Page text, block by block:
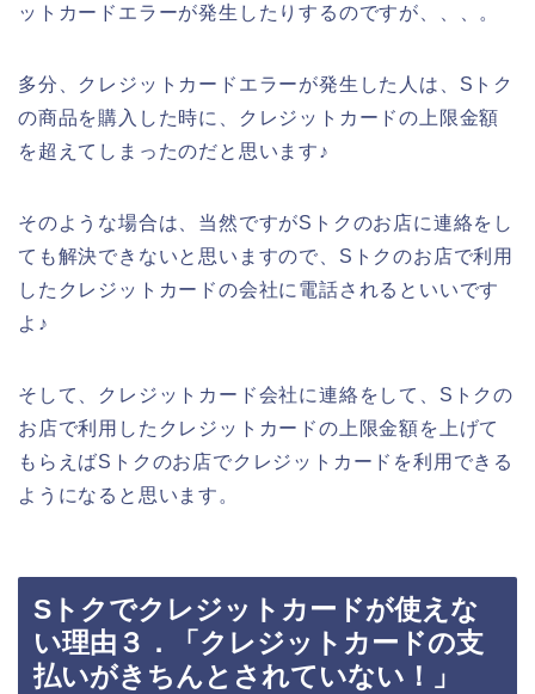
ットカードエラーが発生したりするのですが、、、。
多分、クレジットカードエラーが発生した人は、Sトク
の商品を購入した時に、クレジットカードの上限金額
を超えてしまったのだと思います♪
そのような場合は、当然ですがSトクのお店に連絡をし
ても解決できないと思いますので、Sトクのお店で利用
したクレジットカードの会社に電話されるといいです
よ♪
そして、クレジットカード会社に連絡をして、Sトクの
お店で利用したクレジットカードの上限金額を上げて
もらえばSトクのお店でクレジットカードを利用できる
ようになると思います。
Sトクでクレジットカードが使えな
い理由３．「クレジットカードの支
払いがきちんとされていない！」